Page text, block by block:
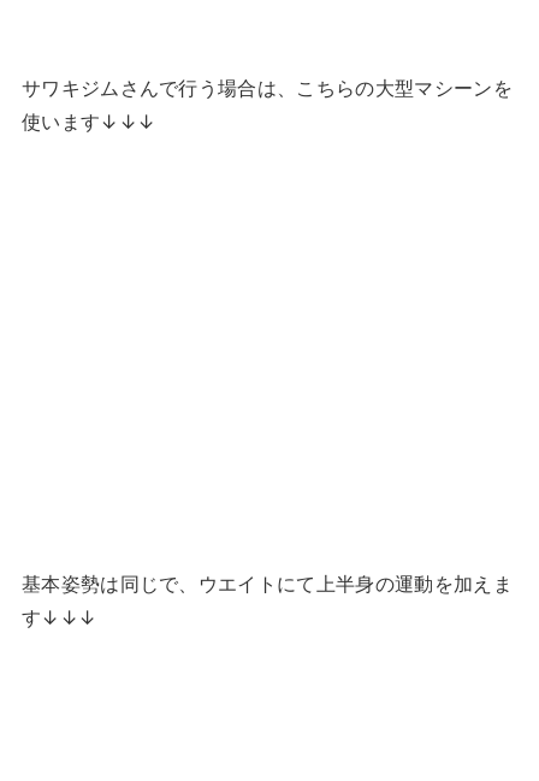
サワキジムさんで行う場合は、こちらの大型マシーンを
使います↓↓↓
基本姿勢は同じで、ウエイトにて上半身の運動を加えま
す↓↓↓